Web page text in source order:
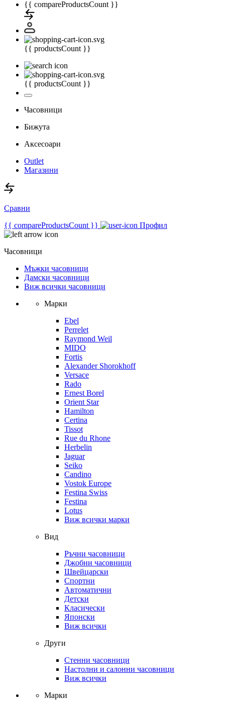
{{ compareProductsCount }}
{{ productsCount }}
{{ productsCount }}
Часовници
Бижута
Аксесоари
Outlet
Магазини
Сравни
{{ compareProductsCount }}
Профил
Часовници
Мъжки часовници
Дамски часовници
Виж всички часовници
Марки
Ebel
Perrelet
Raymond Weil
MIDO
Fortis
Alexander Shorokhoff
Versace
Rado
Ernest Borel
Orient Star
Hamilton
Certina
Tissot
Rue du Rhone
Herbelin
Jaguar
Seiko
Candino
Vostok Europe
Festina Swiss
Festina
Lotus
Виж всички марки
Вид
Ръчни часовници
Джобни часовници
Швейцарски
Спортни
Автоматични
Детски
Класически
Японски
Виж всички
Други
Стенни часовници
Настолни и салонни часовници
Виж всички
Марки